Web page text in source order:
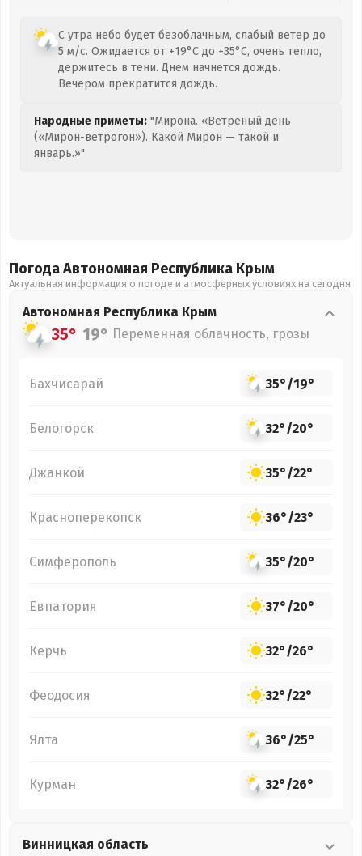
С утра небо будет безоблачным, слабый ветер до
5 м/с. Ожидается от +19°C до +35°C, очень тепло,
держитесь в тени. Днем начнется дождь.
Вечером прекратится дождь.
Народные приметы: "Мирона. «Ветреный день
(«Мирон-ветрогон»). Какой Мирон — такой и
январь.»"
Погода Автономная Республика Крым
Актуальная информация о погоде и атмосферных условиях на сегодня
Автономная Республика Крым
35° 19° Переменная облачность, грозы
Бахчисарай 35°/19°
Белогорск 32°/20°
Джанкой 35°/22°
Красноперекопск 36°/23°
Симферополь 35°/20°
Евпатория 37°/20°
Керчь 32°/26°
Феодосия 32°/22°
Ялта 36°/25°
Курман 32°/26°
Винницкая область